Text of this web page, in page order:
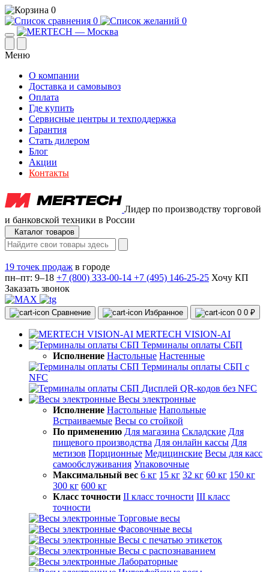
0
0
0
Меню
О компании
Доставка и самовывоз
Оплата
Где купить
Сервисные центры и техподдержка
Гарантия
Стать дилером
Блог
Акции
Контакты
Лидер по производству торговой
и банковской техники в России
Каталог товаров
19 точек продаж в городе
пн–пт: 9–18 +7 (800) 333-00-14 +7 (495) 146-25-25 Хочу КП
Заказать звонок
Сравнение Избранное 0 0 ₽
MERTECH VISION-AI
Терминалы оплаты СБП
Исполнение Настольные Настенные
Терминалы оплаты СБП с
NFC
Дисплей QR-кодов без NFC
Весы электронные
Исполнение Настольные Напольные
Встраиваемые Весы со стойкой
По применению Для магазина Складские Для
пищевого производства Для онлайн кассы Для
метизов Порционные Медицинские Весы для касс
самообслуживания Упаковочные
Максимальный вес 6 кг 15 кг 32 кг 60 кг 150 кг
300 кг 600 кг
Класс точности II класс точности III класс
точности
Торговые весы
Фасовочные весы
Весы с печатью этикеток
Весы с распознаванием
Лабораторные